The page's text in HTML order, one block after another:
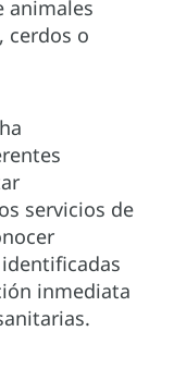
animales
cerdos o
servicios de
inmediata